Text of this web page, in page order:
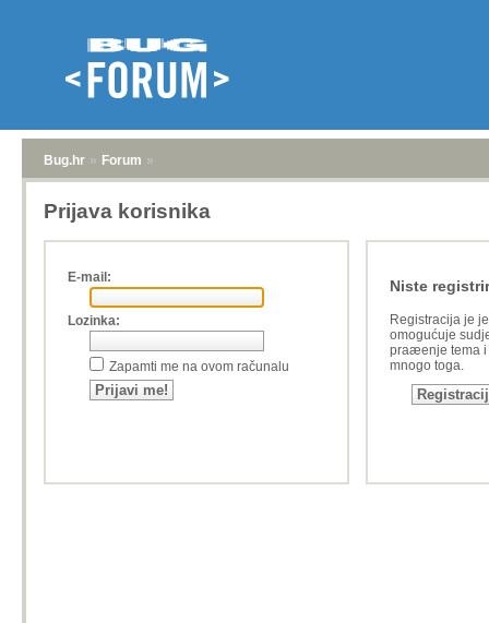
Bug.hr » Forum »
Prijava korisnika
E-mail:
Lozinka:
Zapamti me na ovom računalu
Niste
Registracija je
omogućuje
praæenje tema i
mnogo toga.